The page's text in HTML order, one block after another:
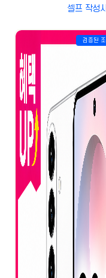
셀프 작성
검증된